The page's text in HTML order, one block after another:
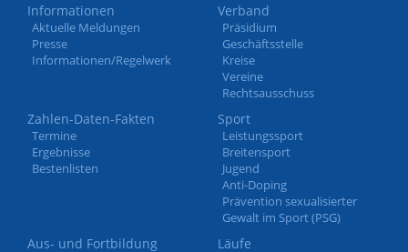
Informationen
Aktuelle Meldungen
Presse
Informationen/Regelwerk
Verband
Präsidium
Geschäftsstelle
Kreise
Vereine
Rechtsausschuss
Zahlen-Daten-Fakten
Termine
Ergebnisse
Bestenlisten
Sport
Leistungssport
Breitensport
Jugend
Anti-Doping
Prävention sexualisierter
Gewalt im Sport (PSG)
Aus- und Fortbildung Läufe